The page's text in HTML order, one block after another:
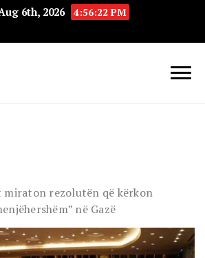
6th, 2026 4:56:23 PM
miraton rezolutën që kërkon
në Gazë